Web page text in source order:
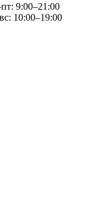
9:00–21:00
10:00–19:00